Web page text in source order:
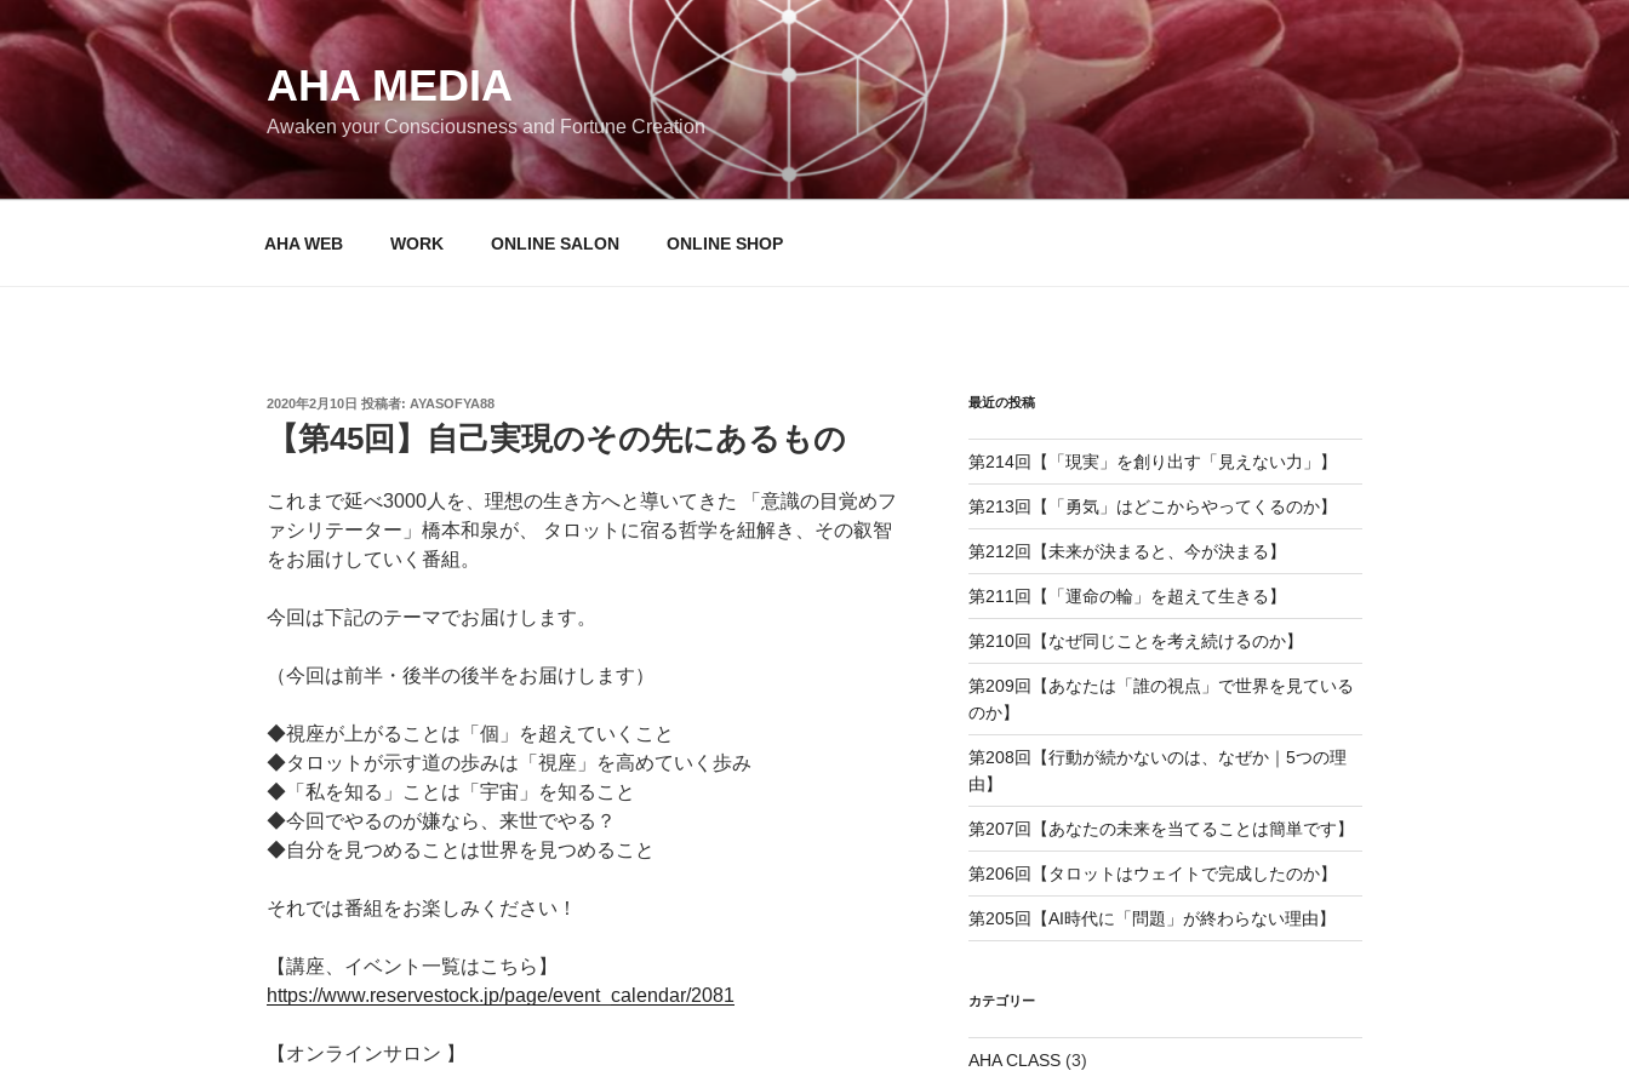
ン
ツ
ス
AHA MEDIA
Awaken your Consciousness and Fortune Creation
AHA WEB WORK ONLINE SALON ONLINE SHOP
投
2020年2月10日 投稿者: AYASOFYA88
【第45回】自己実現のその先にあるもの
これまで延べ3000人を、理想の生き方へと導いてきた 「意識の目覚めフ
ァシリテーター」橋本和泉が、 タロットに宿る哲学を紐解き、その叡智
をお届けしていく番組。
今回は下記のテーマでお届けします。
（今回は前半・後半の後半をお届けします）
◆視座が上がることは「個」を超えていくこと
◆タロットが示す道の歩みは「視座」を高めていく歩み
◆「私を知る」ことは「宇宙」を知ること
◆今回でやるのが嫌なら、来世でやる？
◆自分を見つめることは世界を見つめること
それでは番組をお楽しみください！
【講座、イベント一覧はこちら】
https://www.reservestock.jp/page/event_calendar/2081
【オンラインサロン 】
最近の投稿
第214回【「現実」を創り出す「見えない力」】
第213回【「勇気」はどこからやってくるのか】
第212回【未来が決まると、今が決まる】
第211回【「運命の輪」を超えて生きる】
第210回【なぜ同じことを考え続けるのか】
第209回【あなたは「誰の視点」で世界を見ている
のか】
第208回【行動が続かないのは、なぜか｜5つの理
由】
第207回【あなたの未来を当てることは簡単です】
第206回【タロットはウェイトで完成したのか】
第205回【AI時代に「問題」が終わらない理由】
カテゴリー
AHA CLASS(3)